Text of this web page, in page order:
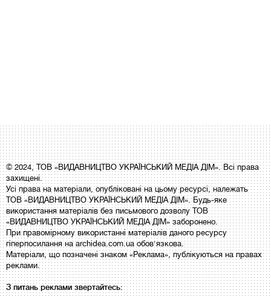
© 2024, ТОВ «ВИДАВНИЦТВО УКРАЇНСЬКИЙ МЕДІА ДІМ». Всі права
захищені.
Усі права на матеріали, опубліковані на цьому ресурсі, належать
ТОВ «ВИДАВНИЦТВО УКРАЇНСЬКИЙ МЕДІА ДІМ». Будь-яке
використання матеріалів без письмового дозволу ТОВ
«ВИДАВНИЦТВО УКРАЇНСЬКИЙ МЕДІА ДІМ» заборонено.
При правомірному використанні матеріалів даного ресурсу
гіперпосилання на archidea.com.ua обов'язкова.
Матеріали, що позначені знаком «Реклама», публікуються на правах
реклами.
З питань реклами звертайтесь: